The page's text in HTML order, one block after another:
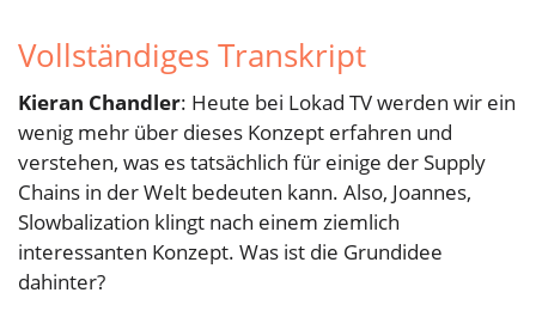
Vollständiges Transkript
Kieran Chandler: Heute bei Lokad TV werden wir ein
wenig mehr über dieses Konzept erfahren und
verstehen, was es tatsächlich für einige der Supply
Chains in der Welt bedeuten kann. Also, Joannes,
Slowbalization klingt nach einem ziemlich
interessanten Konzept. Was ist die Grundidee
dahinter?